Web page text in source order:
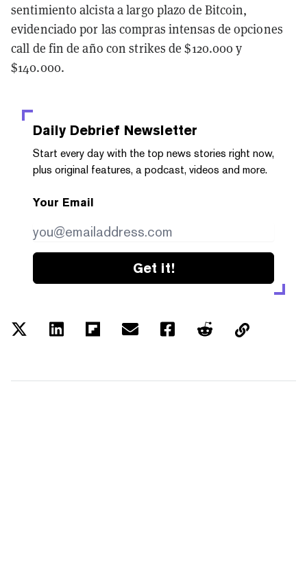
sentimiento alcista a largo plazo de Bitcoin,
evidenciado por las compras intensas de opciones
call de fin de año con strikes de $120.000 y
$140.000.
Daily Debrief Newsletter
Start every day with the top news stories right now,
plus original features, a podcast, videos and more.
Your Email
Get it!